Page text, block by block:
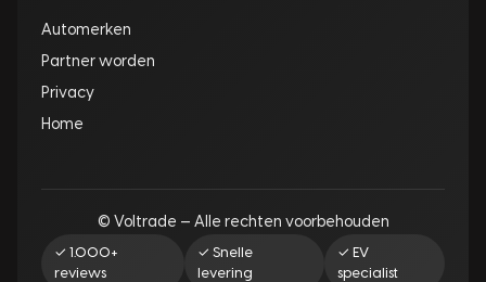
Automerken
Partner worden
Privacy
Home
© Voltrade — Alle rechten voorbehouden
✓ 1.000+
reviews
✓ Snelle
levering
✓ EV
specialist